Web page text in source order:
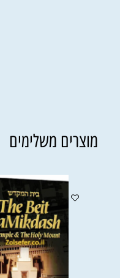
מוצרים משלימים